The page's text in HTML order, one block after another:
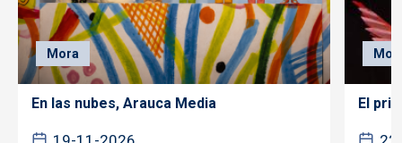
Mora
En las nubes, Arauca Media El